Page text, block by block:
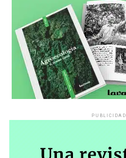
PUBLICIDAD